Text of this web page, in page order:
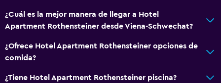
¿Cuál es la mejor manera de llegar a Hotel
Apartment Rothensteiner desde Viena-Schwechat?
¿Ofrece Hotel Apartment Rothensteiner opciones de
comida?
¿Tiene Hotel Apartment Rothensteiner piscina?